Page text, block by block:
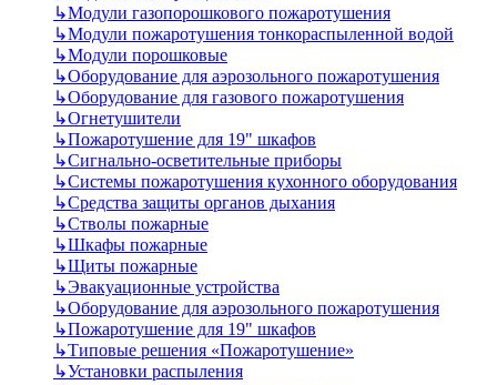
↳Модули газопорошкового пожаротушения
↳Модули пожаротушения тонкораспыленной водой
↳Модули порошковые
↳Оборудование для аэрозольного пожаротушения
↳Оборудование для газового пожаротушения
↳Огнетушители
↳Пожаротушение для 19" шкафов
↳Сигнально-осветительные приборы
↳Системы пожаротушения кухонного оборудования
↳Средства защиты органов дыхания
↳Стволы пожарные
↳Шкафы пожарные
↳Щиты пожарные
↳Эвакуационные устройства
↳Оборудование для аэрозольного пожаротушения
↳Пожаротушение для 19" шкафов
↳Типовые решения «Пожаротушение»
↳Установки распыления